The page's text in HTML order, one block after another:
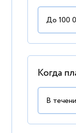
Когда